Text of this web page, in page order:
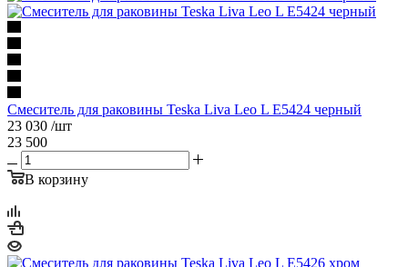
Смеситель для раковины Teska Liva Leo L E5424 черный
23 030 /шт
23 500
В корзину